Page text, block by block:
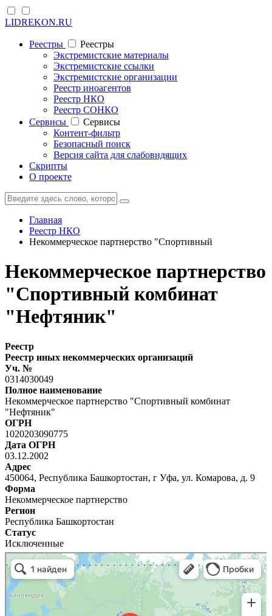
LIDREKON.RU
Реестры
Реестры
Экстремистские материалы
Экстремистские ссылки
Экстремистские организации
Реестр иноагентов
Реестр НКО
Реестр СОНКО
Cервисы
Cервисы
Контент-фильтр
Безопасный поиск
Версия сайта для слабовидящих
Скрипты
О проекте
Главная
Реестр НКО
Некоммерческое партнерство "Спортивный
Некоммерческое партнерство
"Спортивный комбинат
"Нефтяник"
Реестр
Реестр иных некоммерческих организаций
Уч. №
0314030049
Полное наименование
Некоммерческое партнерство "Спортивный комбинат
"Нефтяник"
ОГРН
1020203090775
Дата ОГРН
03.12.2002
Адрес
450064, Республика Башкортостан, г Уфа, ул. Комарова, д. 9
Форма
Некоммерческое партнерство
Регион
Республика Башкортостан
Статус
Исключенные